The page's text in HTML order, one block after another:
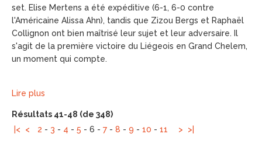
set. Elise Mertens a été expéditive (6-1, 6-0 contre
l'Américaine Alissa Ahn), tandis que Zizou Bergs et Raphaël
Collignon ont bien maîtrisé leur sujet et leur adversaire. Il
s'agit de la première victoire du Liégeois en Grand Chelem,
un moment qui compte.
Lire plus
Résultats 41-48 (de 348)
|<
< 2 - 3 - 4 - 5 - 6 - 7 - 8 - 9 - 10 - 11 > >|